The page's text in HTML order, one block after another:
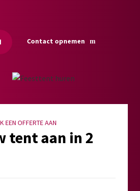
Contact opnemen
EEN OFFERTE AAN
tent aan in 2